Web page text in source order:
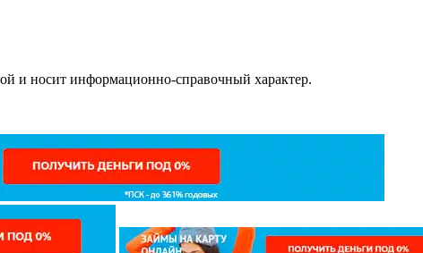
и носит информационно-справочный характер.